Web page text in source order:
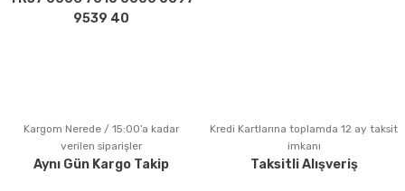
Bu ürüne benzer farklı alternatifler olmalı.
Gönder
9539 40
Kargom Nerede / 15:00’a kadar
verilen siparişler
Aynı Gün Kargo Takip
Kredi Kartlarına toplamda 12 ay taksit
imkanı
Taksitli Alışveriş